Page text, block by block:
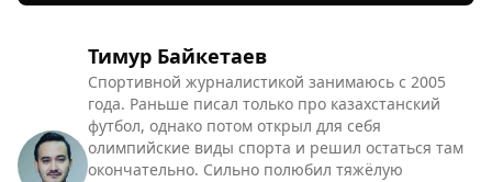
Тимур Байкетаев
Спортивной журналистикой занимаюсь с 2005
года. Раньше писал только про казахстанский
футбол, однако потом открыл для себя
олимпийские виды спорта и решил остаться там
окончательно. Сильно полюбил тяжёлую